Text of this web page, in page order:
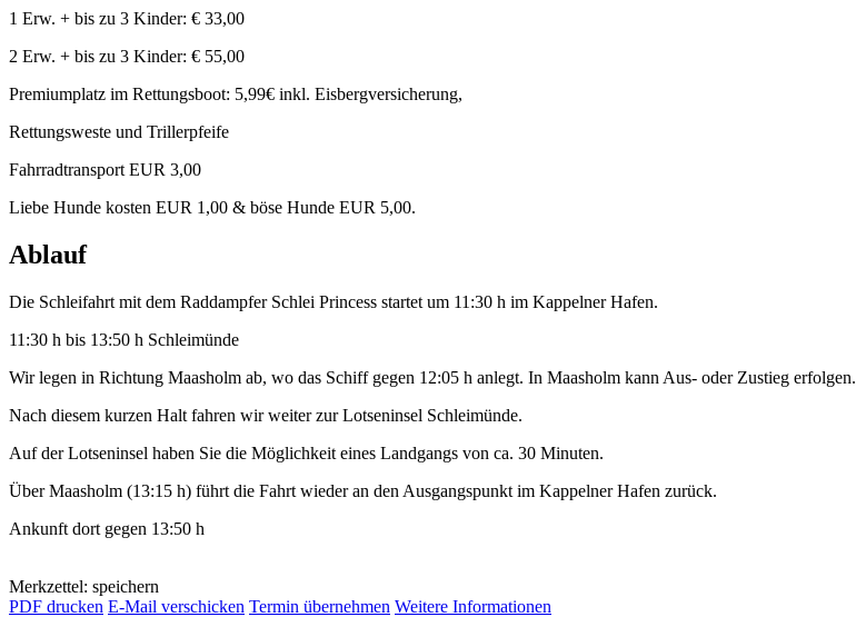
1 Erw. + bis zu 3 Kinder: € 33,00
2 Erw. + bis zu 3 Kinder: € 55,00
Premiumplatz im Rettungsboot: 5,99€ inkl. Eisbergversicherung,
Rettungsweste und Trillerpfeife
Fahrradtransport EUR 3,00
Liebe Hunde kosten EUR 1,00 & böse Hunde EUR 5,00.
Ablauf
Die Schleifahrt mit dem Raddampfer Schlei Princess startet um 11:30 h im Kappelner Hafen.
11:30 h bis 13:50 h Schleimünde
Wir legen in Richtung Maasholm ab, wo das Schiff gegen 12:05 h anlegt. In Maasholm kann Aus- oder Zustieg erfolgen.
Nach diesem kurzen Halt fahren wir weiter zur Lotseninsel Schleimünde.
Auf der Lotseninsel haben Sie die Möglichkeit eines Landgangs von ca. 30 Minuten.
Über Maasholm (13:15 h) führt die Fahrt wieder an den Ausgangspunkt im Kappelner Hafen zurück.
Ankunft dort gegen 13:50 h
Merkzettel: speichern
PDF drucken E-Mail verschicken Termin übernehmen Weitere Informationen